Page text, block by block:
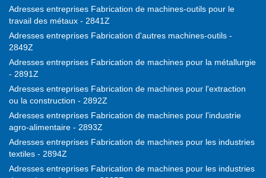
Adresses entreprises Fabrication de machines-outils pour le
travail des métaux - 2841Z
Adresses entreprises Fabrication d'autres machines-outils -
2849Z
Adresses entreprises Fabrication de machines pour la métallurgie
- 2891Z
Adresses entreprises Fabrication de machines pour l'extraction
ou la construction - 2892Z
Adresses entreprises Fabrication de machines pour l'industrie
agro-alimentaire - 2893Z
Adresses entreprises Fabrication de machines pour les industries
textiles - 2894Z
Adresses entreprises Fabrication de machines pour les industries